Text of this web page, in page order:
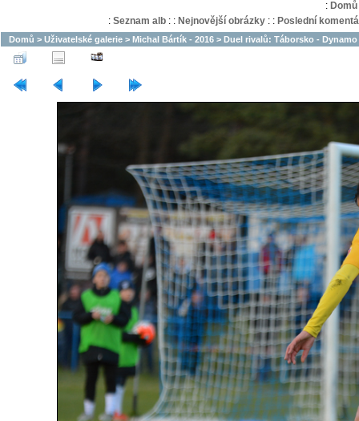
: Domů
: Seznam alb: : Nejnovější obrázky: : Poslední
Domů > Uživatelské galerie > Michal Bártík - 2016 > Duel rivalů: Táborsko - Dynamo